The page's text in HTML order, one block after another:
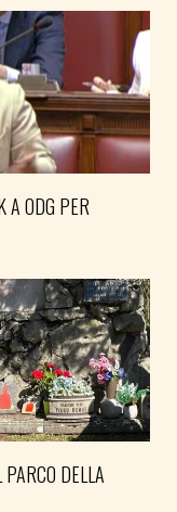
A ODG PER
DELLA